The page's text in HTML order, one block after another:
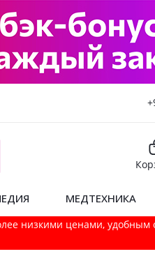
МЕДТЕХНИКА
низкими ценами,